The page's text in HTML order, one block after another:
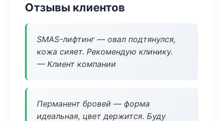
Отзывы клиентов
SMAS-лифтинг — овал подтянулся,
кожа сияет. Рекомендую клинику.
— Клиент компании
Перманент бровей — форма
идеальная, цвет держится. Буду